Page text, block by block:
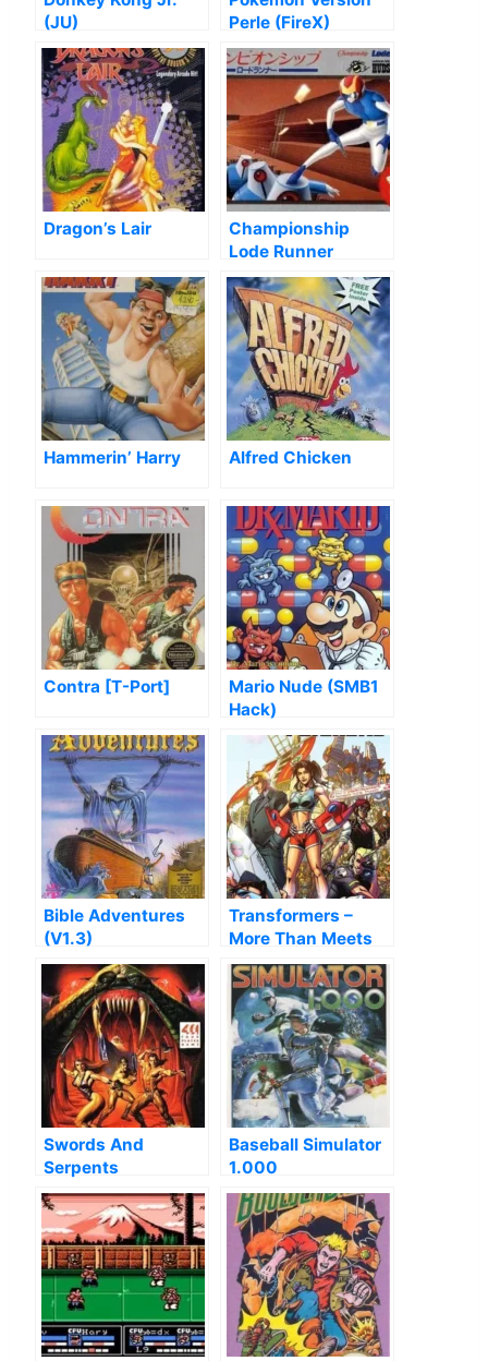
(JU)
Perle (FireX)
Dragon’s Lair
Championship
Lode Runner
Hammerin’ Harry Alfred Chicken
Contra [T-Port]
Mario Nude (SMB1
Hack)
Bible Adventures
(V1.3)
Transformers –
More Than Meets
The Eye (Hack)
Swords And
Serpents
Baseball Simulator
1.000